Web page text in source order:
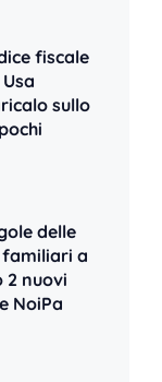
fiscale
sullo
delle
a
2 nuovi
NoiPa